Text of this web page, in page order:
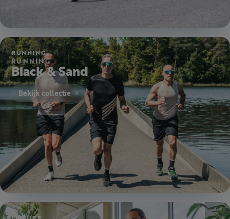
RUNNING
RUNNING
Black & Sand
Bekijk collectie